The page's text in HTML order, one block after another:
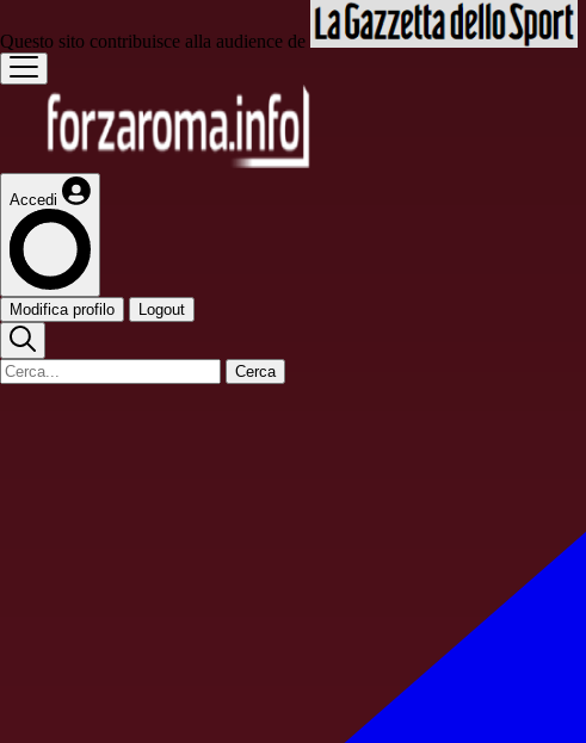
Questo sito contribuisce alla audience de
Accedi
Modifica profilo Logout
Cerca